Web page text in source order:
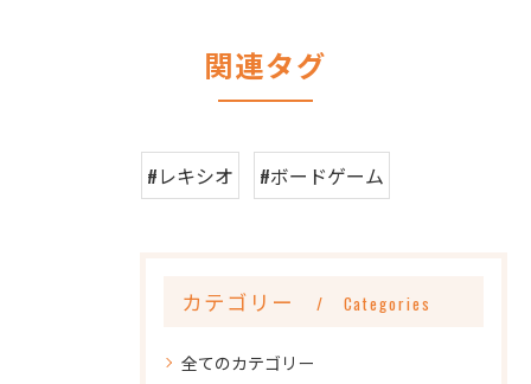
関連タグ
#レキシオ #ボードゲーム
カテゴリー Categories
全てのカテゴリー